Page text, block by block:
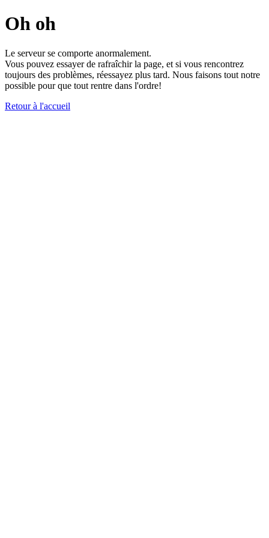
Oh oh
Le serveur se comporte anormalement.
Vous pouvez essayer de rafraîchir la page, et si vous rencontrez
toujours des problèmes, réessayez plus tard. Nous faisons tout notre
possible pour que tout rentre dans l'ordre!
Retour à l'accueil